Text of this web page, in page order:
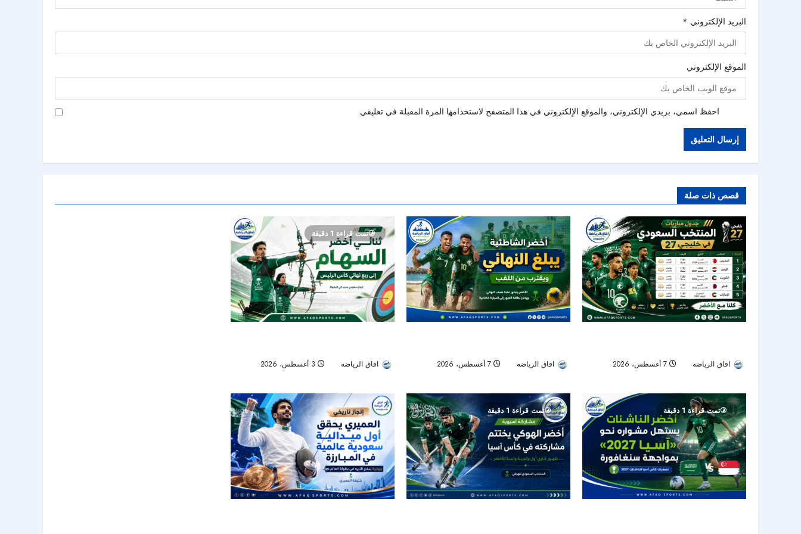
البريد الإلكتروني *
الموقع الإلكتروني
احفظ اسمي، بريدي الإلكتروني، والموقع الإلكتروني في هذا المتصفح لاستخدامها المرة المقبلة في تعليقي.
قصص ذات صلة
افاق الرياضه افاق الرياضه
تمت قراءة 1 دقيقة
افاق الرياضه
تمت قراءة 1 دقيقة تمت قراءة 1 دقيقة